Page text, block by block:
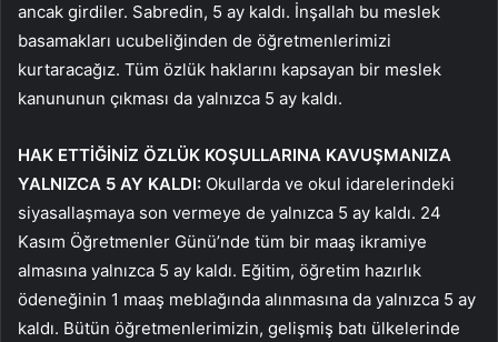
ancak girdiler. Sabredin, 5 ay kaldı. İnşallah bu meslek
basamakları ucubeliğinden de öğretmenlerimizi
kurtaracağız. Tüm özlük haklarını kapsayan bir meslek
kanununun çıkması da yalnızca 5 ay kaldı.
HAK ETTİĞİNİZ ÖZLÜK KOŞULLARINA KAVUŞMANIZA
YALNIZCA 5 AY KALDI: Okullarda ve okul idarelerindeki
siyasallaşmaya son vermeye de yalnızca 5 ay kaldı. 24
Kasım Öğretmenler Günü’nde tüm bir maaş ikramiye
almasına yalnızca 5 ay kaldı. Eğitim, öğretim hazırlık
ödeneğinin 1 maaş meblağında alınmasına da yalnızca 5 ay
kaldı. Bütün öğretmenlerimizin, gelişmiş batı ülkelerinde